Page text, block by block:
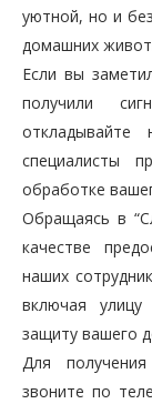
уютной, но и
домашних
Если вы
получили
специалисты
обработке
Обращаясь в
качестве
наших
включая
защиту вашего
Для
звоните по